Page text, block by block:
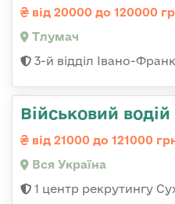
від 20000 до 120000
Тлумач
3-й відділ Івано-
Військовий водій
від 21000 до 121000
Вся Україна
1 центр рекрутингу